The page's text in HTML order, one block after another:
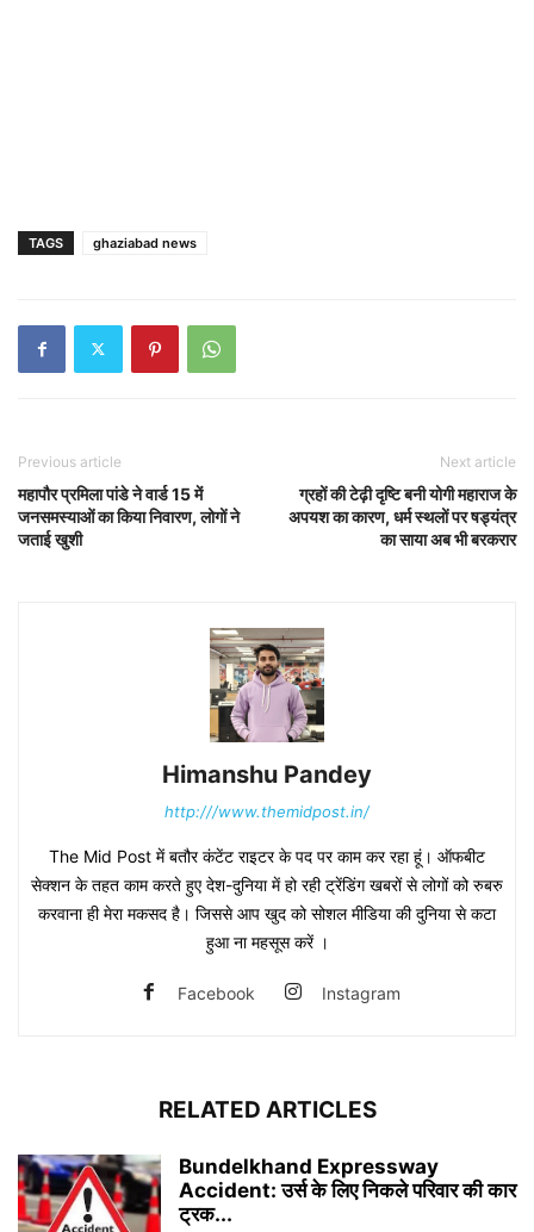
TAGS ghaziabad news
Previous article
महापौर प्रमिला पांडे ने वार्ड 15 में
जनसमस्याओं का किया निवारण, लोगों ने
जताई खुशी
Next article
ग्रहों की टेढ़ी दृष्टि बनी योगी महाराज के
अपयश का कारण, धर्म स्थलों पर षड्यंत्र
का साया अब भी बरकरार
Himanshu Pandey
http:///www.themidpost.in/
The Mid Post में बतौर कंटेंट राइटर के पद पर काम कर रहा हूं। ऑफबीट
सेक्शन के तहत काम करते हुए देश-दुनिया में हो रही ट्रेंडिंग खबरों से लोगों को रुबरु
करवाना ही मेरा मकसद है। जिससे आप खुद को सोशल मीडिया की दुनिया से कटा
हुआ ना महसूस करें ।
Facebook Instagram
RELATED ARTICLES
Bundelkhand Expressway
Accident: उर्स के लिए निकले परिवार की कार
ट्रक...